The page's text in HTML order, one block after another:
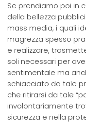
Se prendiamo poi in
della bellezza
mass media, i quali
magrezza spesso
e realizzare,
soli necessari per
sentimentale ma
schiacciato da tale
che ritirarsi da tale
involontariamente
sicurezza e nella